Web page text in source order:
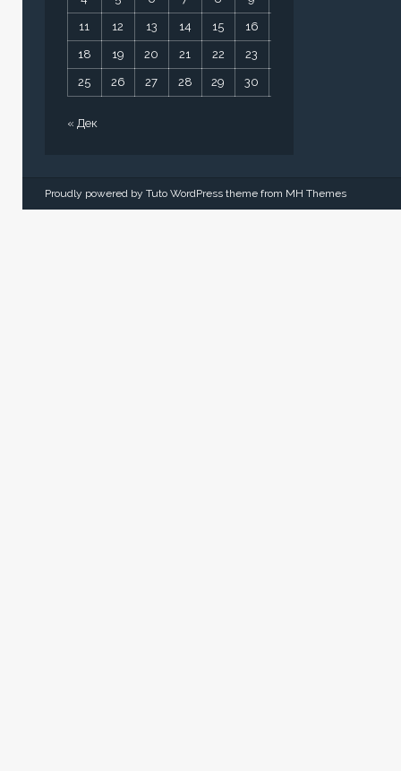
11 12 13 14 15 16
18 19 20 21 22 23
25 26 27 28 29 30
« Дек
Proudly powered by Tuto WordPress theme from MH Themes